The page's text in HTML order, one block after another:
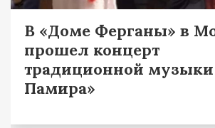
В «Доме Ферганы» в
прошел концерт
традиционной музыки
Памира»